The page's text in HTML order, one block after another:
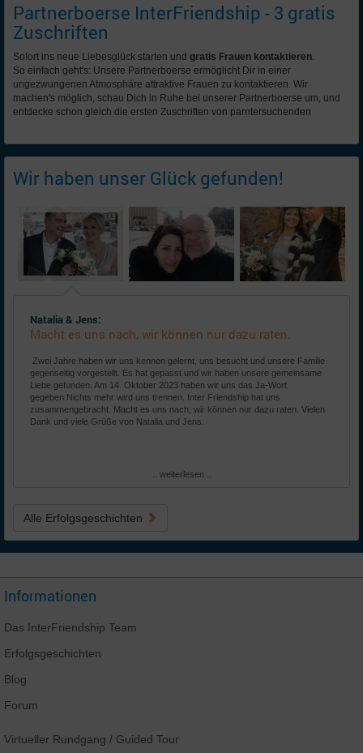
Partnerboerse InterFriendship - 3 gratis
Zuschriften
Sofort ins neue Liebesglück starten und gratis Frauen kontaktieren.
So einfach geht's: Unsere Partnerboerse ermöglicht Dir in einer
ungezwungenen Atmosphäre attraktive Frauen zu kontaktieren. Wir
machen's möglich, schau Dich in Ruhe bei unserer Partnerboerse um, und
entdecke schon gleich die ersten Zuschriften von parntersuchenden
Wir haben unser Glück gefunden!
Natalia & Jens:
Macht es uns nach, wir können nur dazu raten.
Zwei Jahre haben wir uns kennen gelernt, uns besucht und unsere Familie
gegenseitig vorgestellt. Es hat gepasst und wir haben unsere gemeinsame
Liebe gefunden. Am 14. Oktober 2023 haben wir uns das Ja-Wort
gegeben.Nichts mehr wird uns trennen. Inter Friendship hat uns
zusammengebracht. Macht es uns nach, wir können nur dazu raten. Vielen
Dank und viele Grüße von Natalia und Jens.
.. weiterlesen ..
Alle Erfolgsgeschichten
Informationen
Das InterFriendship Team
Erfolgsgeschichten
Blog
Forum
Virtueller Rundgang / Guided Tour